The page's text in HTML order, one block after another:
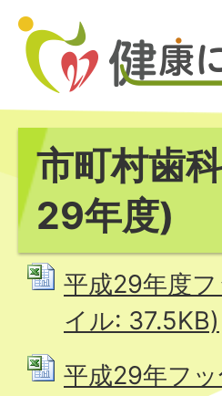
市町村歯
29年度)
平成29年度
イル: 37.5KB)
平成29年フ